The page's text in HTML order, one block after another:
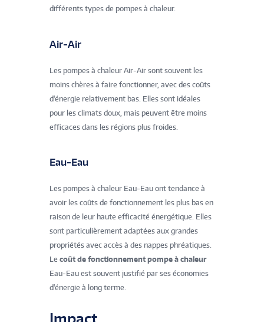
différents types de pompes à chaleur.
Air-Air
Les pompes à chaleur Air-Air sont souvent les
moins chères à faire fonctionner, avec des coûts
d'énergie relativement bas. Elles sont idéales
pour les climats doux, mais peuvent être moins
efficaces dans les régions plus froides.
Eau-Eau
Les pompes à chaleur Eau-Eau ont tendance à
avoir les coûts de fonctionnement les plus bas en
raison de leur haute efficacité énergétique. Elles
sont particulièrement adaptées aux grandes
propriétés avec accès à des nappes phréatiques.
Le coût de fonctionnement pompe à chaleur
Eau-Eau est souvent justifié par ses économies
d'énergie à long terme.